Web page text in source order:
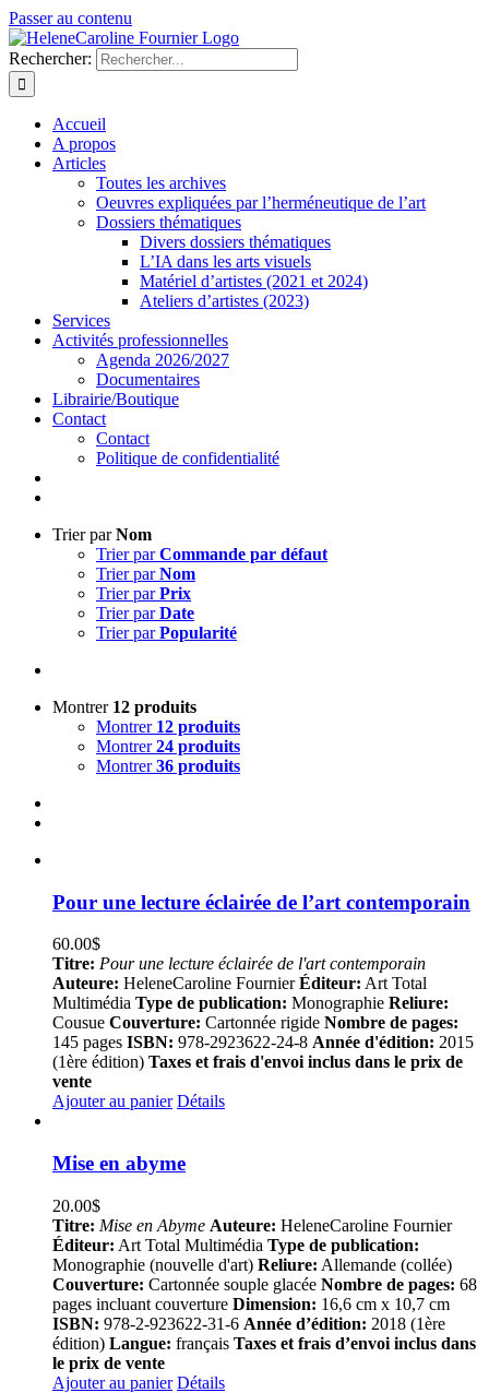
Passer au contenu
Rechercher:
Accueil
A propos
Articles
Toutes les archives
Oeuvres expliquées par l’herméneutique de l’art
Dossiers thématiques
Divers dossiers thématiques
L’IA dans les arts visuels
Matériel d’artistes (2021 et 2024)
Ateliers d’artistes (2023)
Services
Activités professionnelles
Agenda 2026/2027
Documentaires
Librairie/Boutique
Contact
Contact
Politique de confidentialité
Trier parNom
Trier parCommande par défaut
Trier parNom
Trier parPrix
Trier parDate
Trier parPopularité
Montrer 12 produits
Montrer 12 produits
Montrer24 produits
Montrer36 produits
Pour une lecture éclairée de l’art contemporain
60.00$
Titre: Pour une lecture éclairée de l'art contemporain
Auteure: HeleneCaroline FournierÉditeur: Art Total
Multimédia Type de publication: Monographie Reliure:
Cousue Couverture: Cartonnée rigide Nombre de pages:
145 pages ISBN: 978-2923622-24-8 Année d'édition: 2015
(1ère édition) Taxes et frais d'envoi inclus dans le prix de
vente
Ajouter au panier Détails
Mise en abyme
20.00$
Titre: Mise en Abyme Auteure: HeleneCaroline Fournier
Éditeur: Art Total Multimédia Type de publication:
Monographie (nouvelle d'art) Reliure: Allemande (collée)
Couverture: Cartonnée souple glacée Nombre de pages: 68
pages incluant couverture Dimension: 16,6 cm x 10,7 cm
ISBN: 978-2-923622-31-6 Année d’édition: 2018 (1ère
édition) Langue: français Taxes et frais d’envoi inclus dans
le prix de vente
Ajouter au panier Détails